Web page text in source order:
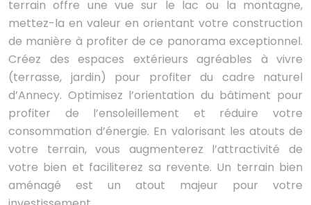
terrain offre une vue sur le lac ou la montagne,
mettez-la en valeur en orientant votre construction
de manière à profiter de ce panorama exceptionnel.
Créez des espaces extérieurs agréables à vivre
(terrasse, jardin) pour profiter du cadre naturel
d’Annecy. Optimisez l’orientation du bâtiment pour
profiter de l’ensoleillement et réduire votre
consommation d’énergie. En valorisant les atouts de
votre terrain, vous augmenterez l’attractivité de
votre bien et faciliterez sa revente. Un terrain bien
aménagé est un atout majeur pour votre